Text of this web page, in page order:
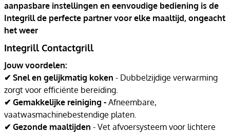
aanpasbare instellingen en eenvoudige bediening is de
Integrill de perfecte partner voor elke maaltijd, ongeacht
het weer
Integrill Contactgrill
Jouw voordelen:
✔ Snel en gelijkmatig koken - Dubbelzijdige verwarming
zorgt voor efficiënte bereiding.
✔ Gemakkelijke reiniging - Afneembare,
vaatwasmachinebestendige platen.
✔ Gezonde maaltijden - Vet afvoersysteem voor lichtere